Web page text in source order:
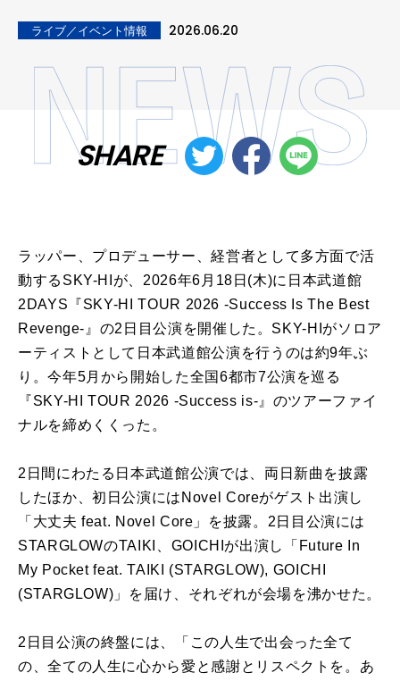
ライブ／イベント情報 2026.06.20
SHARE
ラッパー、プロデューサー、経営者として多方面で活
動するSKY-HIが、 2026年6月18日(木)に日本武道館
2DAYS『SKY-HI TOUR 2026 -Success Is The Best
Revenge-』の2日目公演を開催した。SKY-HIがソロア
ーティストとして日本武道館公演を行うのは約9年ぶ
り。今年5月から開始した全国6都市7公演を巡る
『SKY-HI TOUR 2026 -Success is-』のツアーファイ
ナルを締めくくった。
2日間にわたる日本武道館公演では、両日新曲を披露
したほか、初日公演にはNovel Coreがゲスト出演し
「⼤丈夫 feat. Novel Core」を披露。 2日目公演には
STARGLOWのTAIKI、 GOICHIが出演し「Future In
My Pocket feat. TAIKI (STARGLOW), GOICHI
(STARGLOW)」を届け、それぞれが会場を沸かせた。
2日目公演の終盤には、「この人生で出会った全て
の、全ての人生に心から愛と感謝とリスペクトを。あ